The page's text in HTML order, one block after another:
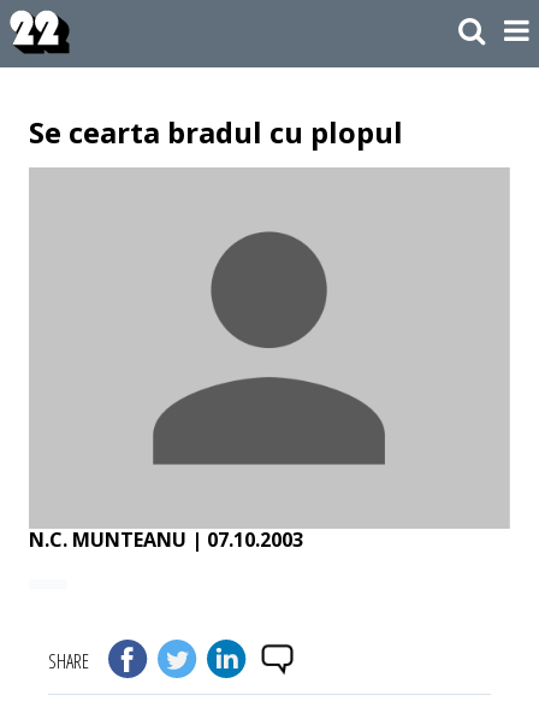
Se cearta bradul cu plopul
N.C. MUNTEANU | 07.10.2003
SHARE